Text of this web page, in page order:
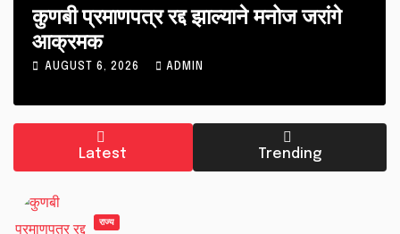
कुणबी प्रमाणपत्र रद्द झाल्याने मनोज जरांगे
आक्रमक
AUGUST 6, 2026 ADMIN
Latest Trending
राज्य